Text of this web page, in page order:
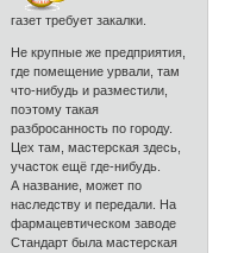
газет требует закалки.
Не крупные же предприятия,
где помещение урвали, там
что-нибудь и разместили,
поэтому такая
разбросанность по городу.
Цех там, мастерская здесь,
участок ещё где-нибудь.
А название, может по
наследству и передали. На
фармацевтическом заводе
Стандарт была мастерская